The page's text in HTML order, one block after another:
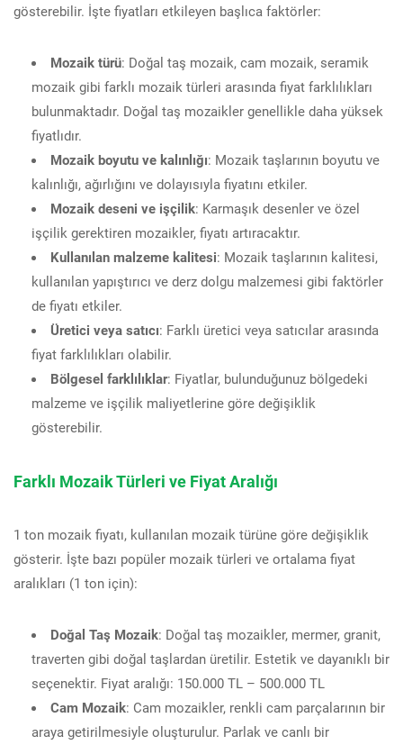
gösterebilir. İşte fiyatları etkileyen başlıca faktörler:
Mozaik türü: Doğal taş mozaik, cam mozaik, seramik
mozaik gibi farklı mozaik türleri arasında fiyat farklılıkları
bulunmaktadır. Doğal taş mozaikler genellikle daha yüksek
fiyatlıdır.
Mozaik boyutu ve kalınlığı: Mozaik taşlarının boyutu ve
kalınlığı, ağırlığını ve dolayısıyla fiyatını etkiler.
Mozaik deseni ve işçilik: Karmaşık desenler ve özel
işçilik gerektiren mozaikler, fiyatı artıracaktır.
Kullanılan malzeme kalitesi: Mozaik taşlarının kalitesi,
kullanılan yapıştırıcı ve derz dolgu malzemesi gibi faktörler
de fiyatı etkiler.
Üretici veya satıcı: Farklı üretici veya satıcılar arasında
fiyat farklılıkları olabilir.
Bölgesel farklılıklar: Fiyatlar, bulunduğunuz bölgedeki
malzeme ve işçilik maliyetlerine göre değişiklik
gösterebilir.
Farklı Mozaik Türleri ve Fiyat Aralığı
1 ton mozaik fiyatı, kullanılan mozaik türüne göre değişiklik
gösterir. İşte bazı popüler mozaik türleri ve ortalama fiyat
aralıkları (1 ton için):
Doğal Taş Mozaik: Doğal taş mozaikler, mermer, granit,
traverten gibi doğal taşlardan üretilir. Estetik ve dayanıklı bir
seçenektir. Fiyat aralığı: 150.000 TL – 500.000 TL
Cam Mozaik: Cam mozaikler, renkli cam parçalarının bir
araya getirilmesiyle oluşturulur. Parlak ve canlı bir